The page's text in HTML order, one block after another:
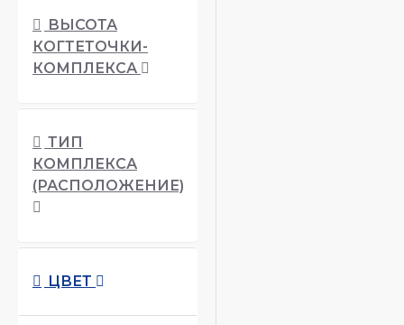
ВЫСОТА
КОГТЕТОЧКИ-
КОМПЛЕКСА
ТИП
КОМПЛЕКСА
(РАСПОЛОЖЕНИЕ)
ЦВЕТ